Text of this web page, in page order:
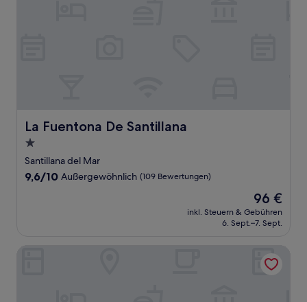
La Fuentona De Santillana
La Fuentona De Santillana
1.0-
Stern-
Unterkunft
Santillana del Mar
9.6
9,6/10 Außergewöhnlich (109 Bewertungen)
Der
Preis
beträgt
96 €
inkl. Steuern & Gebühren
6. Sept.–7. Sept.